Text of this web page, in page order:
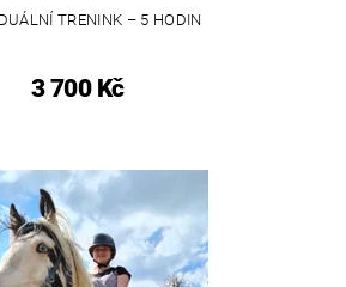
TRENINK – 5 HODIN
3 700 Kč